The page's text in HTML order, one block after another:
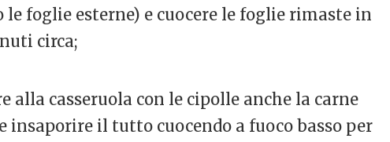
foglie esterne) e cuocere le foglie rimaste in
circa;
alla casseruola con le cipolle anche la carne
insaporire il tutto cuocendo a fuoco basso per